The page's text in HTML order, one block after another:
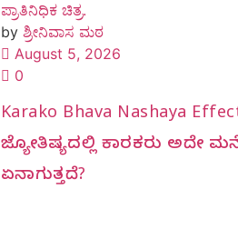
ಪ್ರಾತಿನಿಧಿಕ ಚಿತ್ರ.
by ಶ್ರೀನಿವಾಸ ಮಠ
August 5, 2026
0
Karako Bhava Nashaya
ಜ್ಯೋತಿಷ್ಯದಲ್ಲಿ ಕಾರಕರು ಅದೇ
ಏನಾಗುತ್ತದೆ?